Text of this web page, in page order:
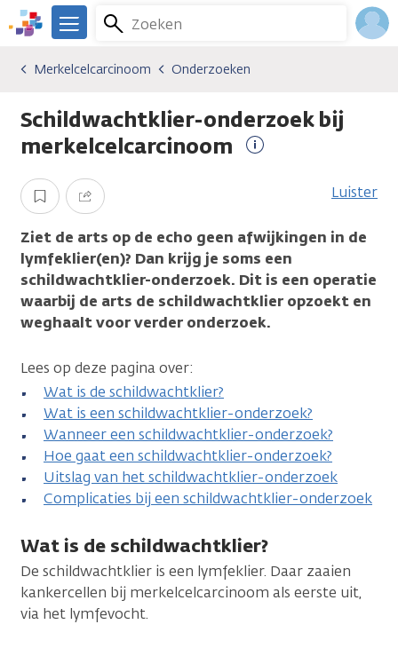
Overslaan
en
gaan
We
er
je.
Kanker.nl
Zoeken
Menu
Kankersoorten
Merkelcelcarcinoom
Onderzoeken
Merkelcelcarcinoom Onderzoeken
Schildwachtklier-onderzoek bij
merkelcelcarcinoom
Opslaan Delen Luister
Ziet de arts op de echo geen afwijkingen in de
lymfeklier(en)? Dan krijg je soms een
schildwachtklier-onderzoek. Dit is een operatie
waarbij de arts de schildwachtklier opzoekt en
weghaalt voor verder onderzoek.
Lees op deze pagina over:
Wat is de schildwachtklier?
Wat is een schildwachtklier-onderzoek?
Wanneer een schildwachtklier-onderzoek?
Hoe gaat een schildwachtklier-onderzoek?
Uitslag van het schildwachtklier-onderzoek
Complicaties bij een schildwachtklier-onderzoek
Wat is de schildwachtklier?
De schildwachtklier is een lymfeklier. Daar zaaien
kankercellen bij merkelcelcarcinoom als eerste uit,
via het lymfevocht.